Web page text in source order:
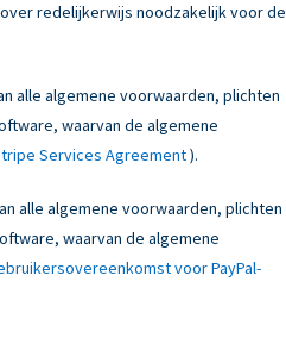
redelijkerwijs noodzakelijk voor de
alle algemene voorwaarden, plichten
waarvan de algemene
Services Agreement).
alle algemene voorwaarden, plichten
waarvan de algemene
voor PayPal-